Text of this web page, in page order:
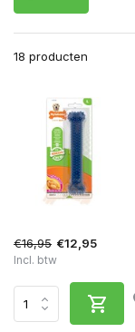
18 producten
€16,95 €12,95
Incl. btw